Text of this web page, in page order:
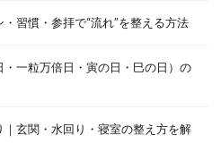
習慣・参拝で“流れ”を整える方法
一粒万倍日・寅の日・巳の日）の
玄関・水回り・寝室の整え方を解